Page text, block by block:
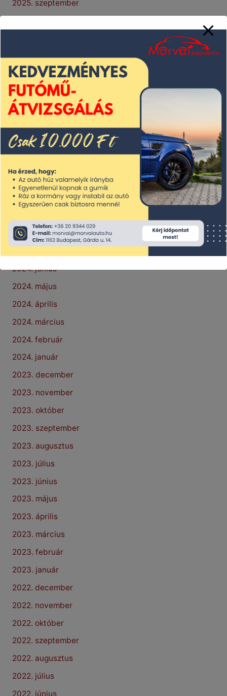
2025. szeptember
2025. június
2025. május
2025. április
2025. március
2025. február
2025. január
2024. november
2024. október
2024. augusztus
2024. június
2024. május
2024. április
2024. március
2024. február
2024. január
2023. december
2023. november
2023. október
2023. szeptember
2023. augusztus
2023. július
2023. június
2023. május
2023. április
2023. március
2023. február
2023. január
2022. december
2022. november
2022. október
2022. szeptember
2022. augusztus
2022. július
2022. június